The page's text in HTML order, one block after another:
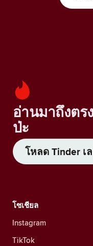
อ่านมาถึงตร
ป่ะ
โหลด Tinder เ
โซเชียล
Instagram
TikTok